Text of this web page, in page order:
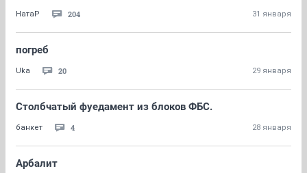
НатаР 204 31 января
погреб
Uka 20 29 января
Столбчатый фуедамент из блоков ФБС.
банкет 4 28 января
Арбалит